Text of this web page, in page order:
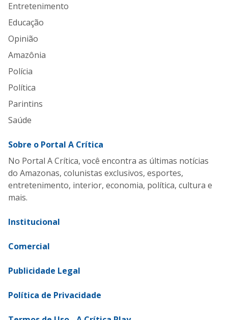
Entretenimento
Educação
Opinião
Amazônia
Polícia
Política
Parintins
Saúde
Sobre o Portal A Crítica
No Portal A Crítica, você encontra as últimas notícias
do Amazonas, colunistas exclusivos, esportes,
entretenimento, interior, economia, política, cultura e
mais.
Institucional
Comercial
Publicidade Legal
Política de Privacidade